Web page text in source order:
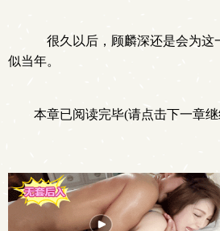
很久以后，顾麟深还是会为这
似当年。
本章已阅读完毕(请点击下一章